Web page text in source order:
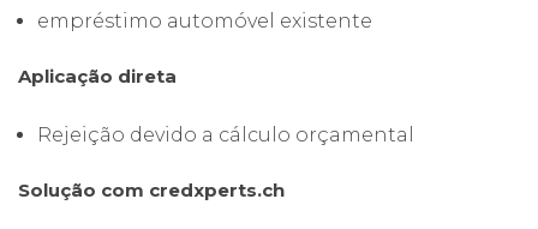
empréstimo automóvel existente
Aplicação direta
Rejeição devido a cálculo orçamental
Solução com credxperts.ch